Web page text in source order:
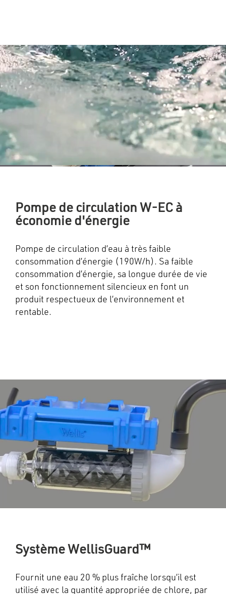
Pompe de circulation W-EC à
économie d'énergie
Pompe de circulation d’eau à très faible
consommation d’énergie (190W/h). Sa faible
consommation d’énergie, sa longue durée de vie
et son fonctionnement silencieux en font un
produit respectueux de l’environnement et
rentable.
Système WellisGuard™
Fournit une eau 20 % plus fraîche lorsqu’il est
utilisé avec la quantité appropriée de chlore, par